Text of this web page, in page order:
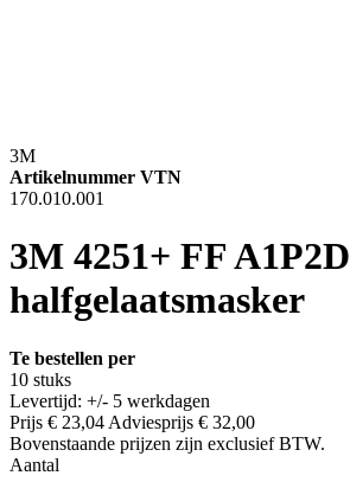
3M
Artikelnummer VTN
170.010.001
3M 4251+ FF A1P2D
halfgelaatsmasker
Te bestellen per
10 stuks
Levertijd: +/- 5 werkdagen
Prijs € 23,04 Adviesprijs € 32,00
Bovenstaande prijzen zijn exclusief BTW.
Aantal